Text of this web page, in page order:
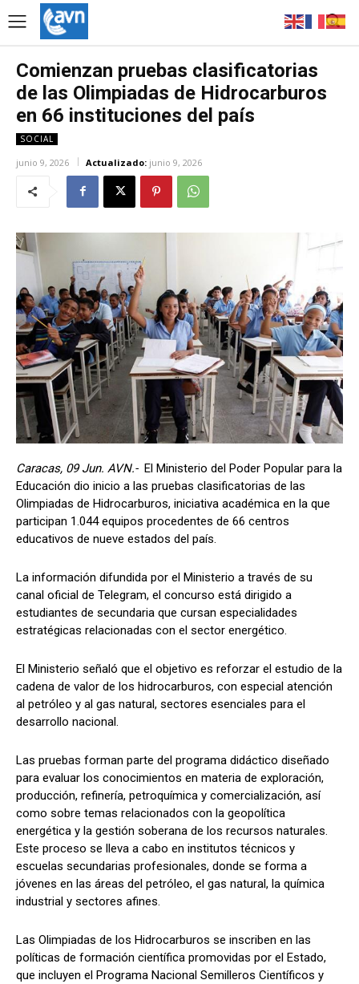
Comienzan pruebas clasificatorias
de las Olimpiadas de Hidrocarburos
en 66 instituciones del país
SOCIAL
junio 9, 2026 Actualizado: junio 9, 2026
Caracas, 09 Jun. AVN.- El Ministerio del Poder Popular para la
Educación dio inicio a las pruebas clasificatorias de las
Olimpiadas de Hidrocarburos, iniciativa académica en la que
participan 1.044 equipos procedentes de 66 centros
educativos de nueve estados del país.
La información difundida por el Ministerio a través de su
canal oficial de Telegram, el concurso está dirigido a
estudiantes de secundaria que cursan especialidades
estratégicas relacionadas con el sector energético.
El Ministerio señaló que el objetivo es reforzar el estudio de la
cadena de valor de los hidrocarburos, con especial atención
al petróleo y al gas natural, sectores esenciales para el
desarrollo nacional.
Las pruebas forman parte del programa didáctico diseñado
para evaluar los conocimientos en materia de exploración,
producción, refinería, petroquímica y comercialización, así
como sobre temas relacionados con la geopolítica
energética y la gestión soberana de los recursos naturales.
Este proceso se lleva a cabo en institutos técnicos y
escuelas secundarias profesionales, donde se forma a
jóvenes en las áreas del petróleo, el gas natural, la química
industrial y sectores afines.
Las Olimpiadas de los Hidrocarburos se inscriben en las
políticas de formación científica promovidas por el Estado,
que incluyen el Programa Nacional Semilleros Científicos y